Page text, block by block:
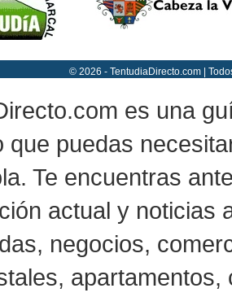
© 2026 - TentudiaDirecto.com |
es una
que puedas
Te encuentras
actual y noticias
negocios,